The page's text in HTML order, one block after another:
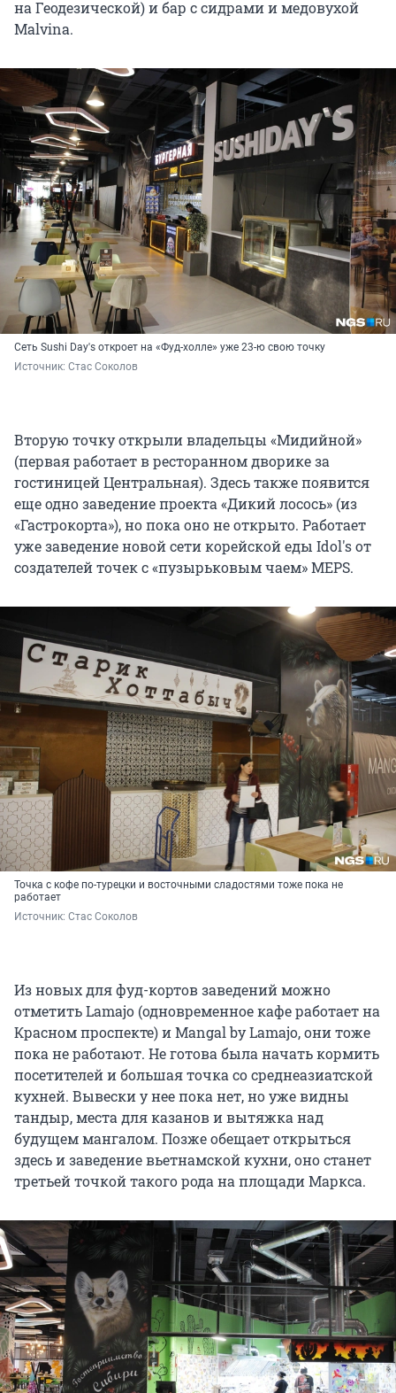
на Геодезической) и бар с сидрами и медовухой
Malvina.
Сеть Sushi Day's откроет на «Фуд-холле» уже 23-ю свою точку
Источник: Стас Соколов
Вторую точку открыли владельцы «Мидийной»
(первая работает в ресторанном дворике за
гостиницей Центральная). Здесь также появится
еще одно заведение проекта «Дикий лосось» (из
«Гастрокорта»), но пока оно не открыто. Работает
уже заведение новой сети корейской еды Idol's от
создателей точек с «пузырьковым чаем» MEPS.
Точка с кофе по-турецки и восточными сладостями тоже пока не
работает
Источник: Стас Соколов
Из новых для фуд-кортов заведений можно
отметить Lamajo (одновременное кафе работает на
Красном проспекте) и Mangal by Lamajo, они тоже
пока не работают. Не готова была начать кормить
посетителей и большая точка со среднеазиатской
кухней. Вывески у нее пока нет, но уже видны
тандыр, места для казанов и вытяжка над
будущем мангалом. Позже обещает открыться
здесь и заведение вьетнамской кухни, оно станет
третьей точкой такого рода на площади Маркса.